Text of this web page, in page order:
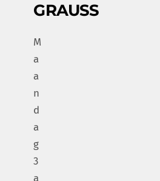
GRAUSS
M
a
a
n
d
a
g
3
a